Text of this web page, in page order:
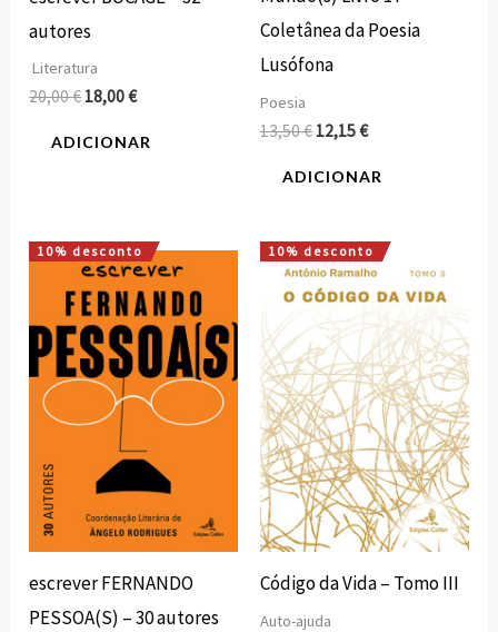
autores
Literatura
20,00€ 18,00€
ADICIONAR
Coletânea da Poesia
Lusófona
Poesia
13,50€ 12,15€
ADICIONAR
10% desconto
escrever FERNANDO
PESSOA(S) – 30 autores
O
preço
original
era:
20,00 €.
O
preço
atual
é:
18,00 €.
10% desconto
Código da Vida – Tomo III
Auto-ajuda
O
preço
original
era:
20,00 €.
O
preço
atual
é:
18,00 €.